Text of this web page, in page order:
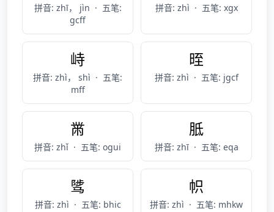
拼音: zhī， jìn · 五笔:
gcff
拼音: zhì · 五笔: xgx
峙
拼音: zhì， shì · 五笔:
mff
晊
拼音: zhì · 五笔: jgcf
黹
拼音: zhǐ · 五笔: ogui
胝
拼音: zhī · 五笔: eqa
骘
拼音: zhì · 五笔: bhic
帜
拼音: zhì · 五笔: mhkw